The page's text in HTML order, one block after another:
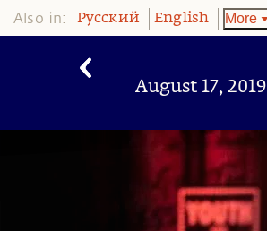
Also in: Pусский English More
August 17, 2019